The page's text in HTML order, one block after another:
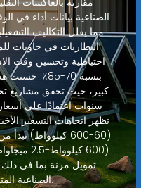
الصناعية بيانات أداء في
البطاريات في حاويات
احتياطية وتحسين وقت
بنسبة 70-85٪.
سنوات اعتمادًا على
تظهر اتجاهات التسعير
تمويل مرنة بما في
الصناعية المتاحة للمشاريع التجارية.